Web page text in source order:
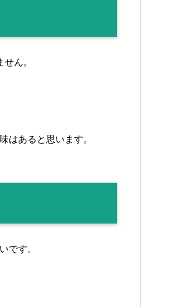
ん。
はあると思います。
です。